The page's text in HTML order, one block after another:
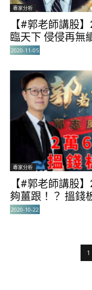
專家分析
【#郭老師講股
臨天下 侵侵再無
2020-11-05
專家分析
【#郭老師講股
夠薑跟！？ 搵錢
2020-10-22
1